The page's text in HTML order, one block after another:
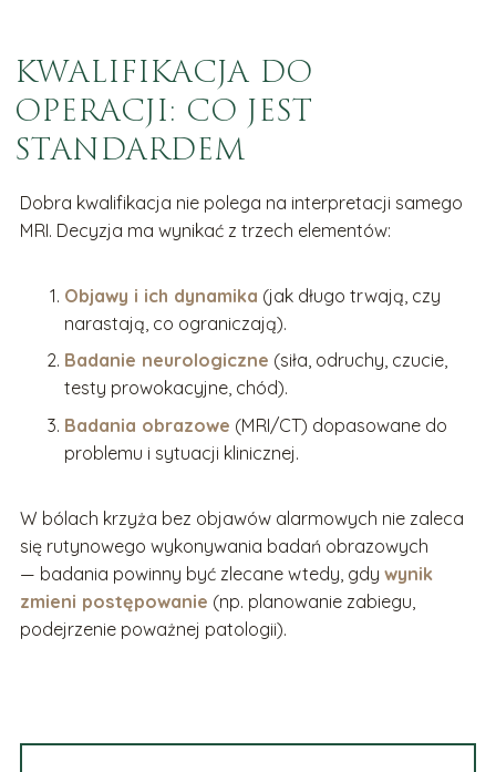
KWALIFIKACJA DO
OPERACJI: CO JEST
STANDARDEM
Dobra kwalifikacja nie polega na interpretacji samego
MRI. Decyzja ma wynikać z trzech elementów:
Objawy i ich dynamika (jak długo trwają, czy
narastają, co ograniczają).
Badanie neurologiczne (siła, odruchy, czucie,
testy prowokacyjne, chód).
Badania obrazowe (MRI/CT) dopasowane do
problemu i sytuacji klinicznej.
W bólach krzyża bez objawów alarmowych nie zaleca
się rutynowego wykonywania badań obrazowych
— badania powinny być zlecane wtedy, gdy wynik
zmieni postępowanie (np. planowanie zabiegu,
podejrzenie poważnej patologii).